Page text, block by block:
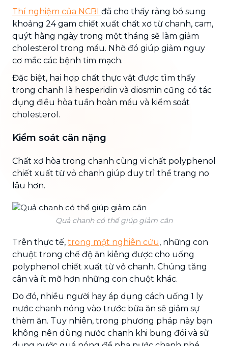
Thí nghiệm của NCBI đã cho thấy rằng bổ sung
khoảng 24 gam chiết xuất chất xơ từ chanh, cam,
quýt hằng ngày trong một tháng sẽ làm giảm
cholesterol trong máu. Nhờ đó giúp giảm nguy
cơ mắc các bệnh tim mạch.
Đặc biệt, hai hợp chất thực vật được tìm thấy
trong chanh là hesperidin và diosmin cũng có tác
dụng điều hòa tuần hoàn máu và kiểm soát
cholesterol.
Kiểm soát cân nặng
Chất xơ hòa trong chanh cùng vi chất polyphenol
chiết xuất từ vỏ chanh giúp duy trì thể trạng no
lâu hơn.
Quả chanh có thể giúp giảm cân
Trên thực tế, trong một nghiên cứu, những con
chuột trong chế độ ăn kiêng được cho uống
polyphenol chiết xuất từ ​​vỏ chanh. Chúng tăng
cân và ít mỡ hơn những con chuột khác.
Do đó, nhiều người hay áp dụng cách uống 1 ly
nước chanh nóng vào trước bữa ăn sẽ giảm sự
thèm ăn. Tuy nhiên, trong phương pháp này bạn
không nên dùng nước chanh khi bụng đói và sử